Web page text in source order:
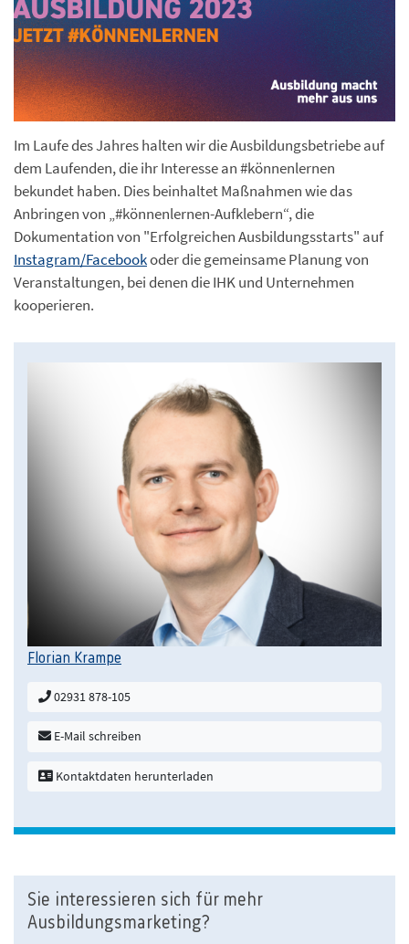
Im Laufe des Jahres halten wir die Ausbildungsbetriebe auf
dem Laufenden, die ihr Interesse an #könnenlernen
bekundet haben. Dies beinhaltet Maßnahmen wie das
Anbringen von „#könnenlernen-Aufklebern“, die
Dokumentation von "Erfolgreichen Ausbildungsstarts" auf
Instagram/Facebookoder die gemeinsame Planung von
Veranstaltungen, bei denen die IHK und Unternehmen
kooperieren.
Florian Krampe
02931 878-105
E-Mail schreiben
Kontaktdaten herunterladen
Sie interessieren sich für mehr
Ausbildungsmarketing?